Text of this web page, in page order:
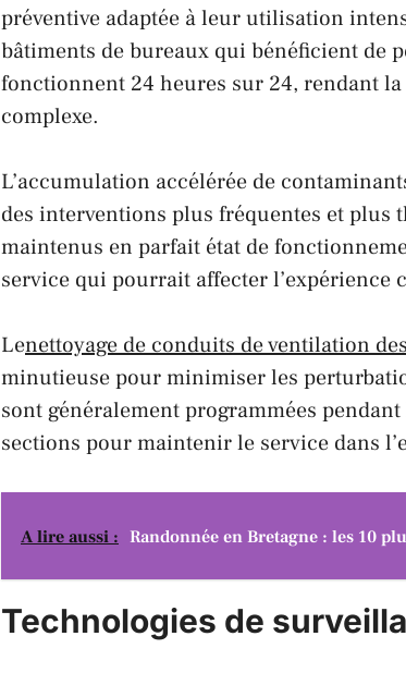
préventive adaptée à leur utilisation
bâtiments de bureaux qui bénéficient de
fonctionnent 24 heures sur 24, rendant
complexe.
L’accumulation accélérée de
des interventions plus fréquentes et plus
maintenus en parfait état de
service qui pourrait affecter l’expérience
Lenettoyage de conduits de ventilation
minutieuse pour minimiser les
sont généralement programmées
sections pour maintenir le service dans
A lire aussi : Randonnée en Bretagne : les 10
Technologies de